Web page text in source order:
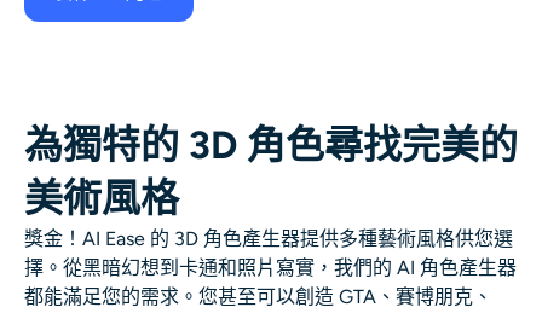
視頻增強器
影片浮水印去除器
為獨特的 3D 角色尋找完美的
美術風格
獎金！AI Ease 的 3D 角色產生器提供多種藝術風格供您選
擇。從黑暗幻想到卡通和照片寫實，我們的 AI 角色產生器
都能滿足您的需求。您甚至可以創造 GTA、賽博朋克、